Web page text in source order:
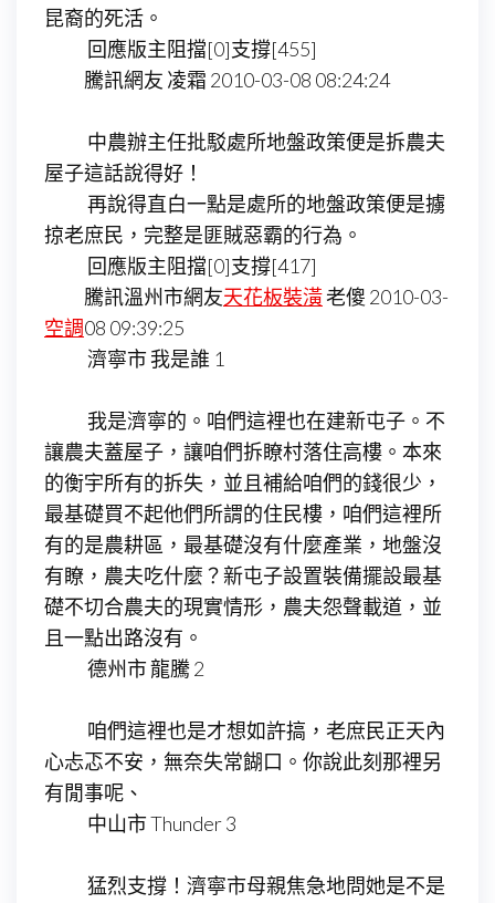
昆裔的死活。
回應版主阻擋[0]支撐[455]
騰訊網友 凌霜 2010-03-08 08:24:24
中農辦主任批駁處所地盤政策便是拆農夫
屋子這話說得好！
再說得直白一點是處所的地盤政策便是擄
掠老庶民，完整是匪賊惡霸的行為。
回應版主阻擋[0]支撐[417]
騰訊溫州市網友天花板裝潢老傻 2010-03-
空調08 09:39:25
濟寧市 我是誰 1
我是濟寧的。咱們這裡也在建新屯子。不
讓農夫蓋屋子，讓咱們拆瞭村落住高樓。本來
的衡宇所有的拆失，並且補給咱們的錢很少，
最基礎買不起他們所謂的住民樓，咱們這裡所
有的是農耕區，最基礎沒有什麼產業，地盤沒
有瞭，農夫吃什麼？新屯子設置裝備擺設最基
礎不切合農夫的現實情形，農夫怨聲載道，並
且一點出路沒有。
德州市 龍騰 2
咱們這裡也是才想如許搞，老庶民正天內
心忐忑不安，無奈失常餬口。你說此刻那裡另
有閒事呢、
中山市 Thunder 3
猛烈支撐！濟寧市母親焦急地問她是不是